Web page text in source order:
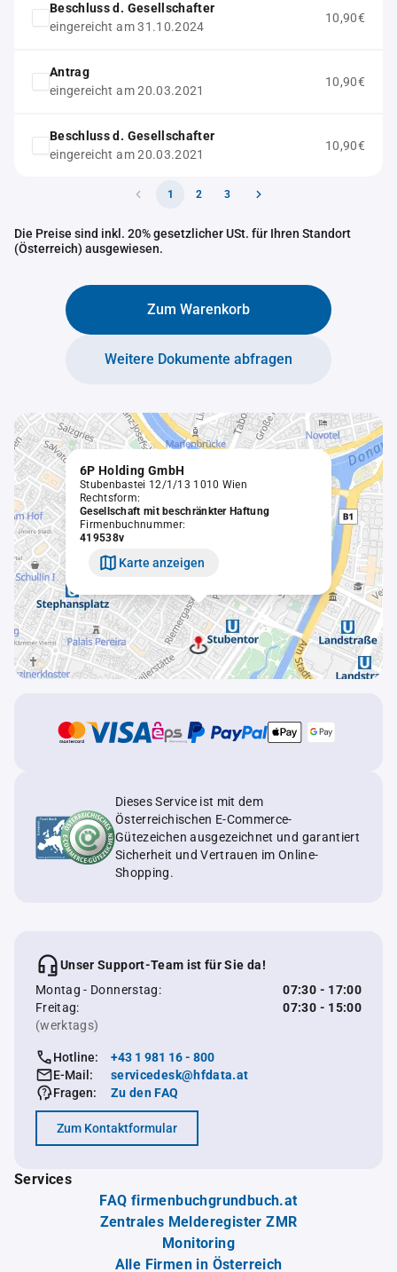
Beschluss d. Gesellschafter
eingereicht am 31.10.2024
10,90€
Antrag
eingereicht am 20.03.2021
10,90€
Beschluss d. Gesellschafter
eingereicht am 20.03.2021
10,90€
1 2 3
Die Preise sind inkl. 20% gesetzlicher USt. für Ihren Standort
(Österreich) ausgewiesen.
Zum Warenkorb
Weitere Dokumente abfragen
6P Holding GmbH
Stubenbastei 12/1/13 1010 Wien
Rechtsform:
Gesellschaft mit beschränkter Haftung
Firmenbuchnummer:
419538v
Karte anzeigen
Dieses Service ist mit dem
Österreichischen E-Commerce-
Gütezeichen ausgezeichnet und garantiert
Sicherheit und Vertrauen im Online-
Shopping.
Unser Support-Team ist für Sie da!
Montag - Donnerstag:
07:30 - 17:00
Freitag:
07:30 - 15:00
(werktags)
Hotline:
+43 1 981 16 - 800
E-Mail:
servicedesk@hfdata.at
Fragen:
Zu den FAQ
Zum Kontaktformular
Services
FAQ firmenbuchgrundbuch.at
Zentrales Melderegister ZMR
Monitoring
Alle Firmen in Österreich